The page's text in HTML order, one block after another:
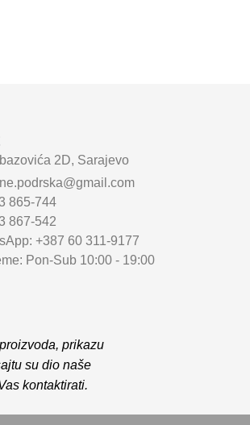
2D, Sarajevo
865-744
867-542
+387 60 311-9177
Pon-Sub 10:00 - 19:00
prikazu
su dio naše
kontaktirati.